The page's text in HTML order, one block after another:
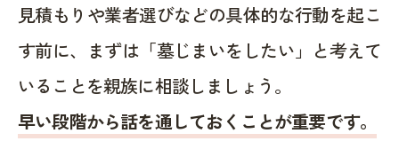
見積もりや業者選びなどの具体的な行動を起こ
す前に、まずは「墓じまいをしたい」と考えて
いることを親族に相談しましょう。
早い段階から話を通しておくことが重要です。